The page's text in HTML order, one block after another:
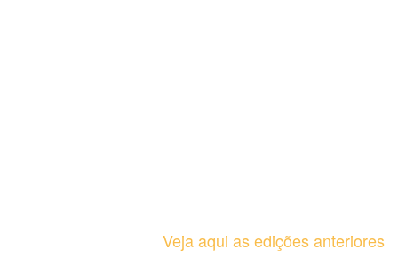
Veja aqui as edições anteriores